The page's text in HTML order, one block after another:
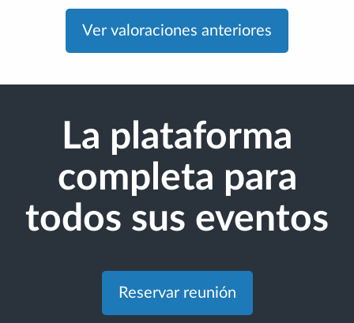
Ver valoraciones anteriores
La plataforma
completa para
todos sus eventos
Reservar reunión